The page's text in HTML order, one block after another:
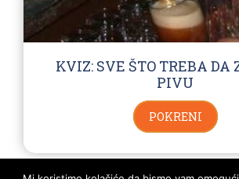
KVIZ: SVE ŠTO TREBA DA
PIVU
POKRENI